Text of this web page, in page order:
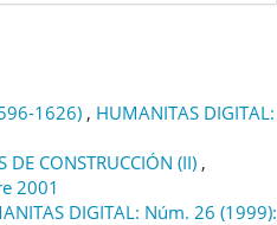
1626) , HUMANITAS DIGITAL:
DE CONSTRUCCIÓN (II) ,
2001
DIGITAL: Núm. 26 (1999):